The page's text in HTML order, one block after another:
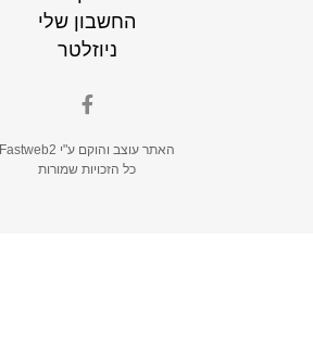
החשבון שלי
ניוזלטר
האתר עוצב והוקם ע"י Fastweb2
כל הזכויות שמורות